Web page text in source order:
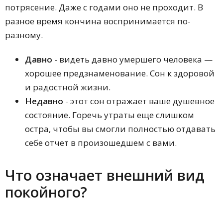
потрясение. Даже с годами оно не проходит. В
разное время кончина воспринимается по-
разному.
Давно - видеть давно умершего человека —
хорошее предзнаменование. Сон к здоровой
и радостной жизни.
Недавно - этот сон отражает ваше душевное
состояние. Горечь утраты еще слишком
остра, чтобы вы смогли полностью отдавать
себе отчет в произошедшем с вами.
Что означает внешний вид
покойного?